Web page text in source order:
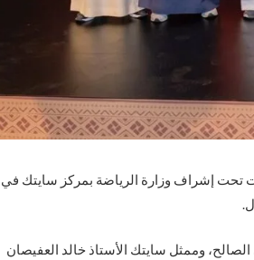
تحت إشراف وزارة الرياضة بمركز سايتك في
وممثل سايتك الأستاذ خالد العفيصان